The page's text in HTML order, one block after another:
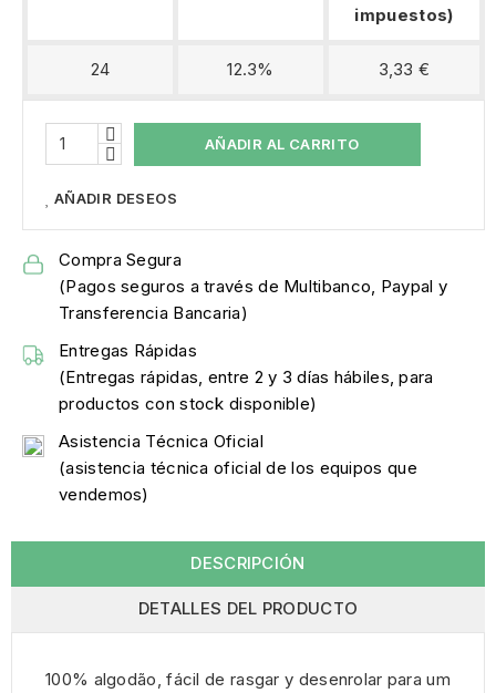
impuestos)
24 12.3% 3,33 €
AÑADIR AL CARRITO
AÑADIR DESEOS
Compra Segura
(Pagos seguros a través de Multibanco, Paypal y
Transferencia Bancaria)
Entregas Rápidas
(Entregas rápidas, entre 2 y 3 días hábiles, para
productos con stock disponible)
Asistencia Técnica Oficial
(asistencia técnica oficial de los equipos que
vendemos)
DESCRIPCIÓN
DETALLES DEL PRODUCTO
100% algodão, fácil de rasgar y desenrolar para um